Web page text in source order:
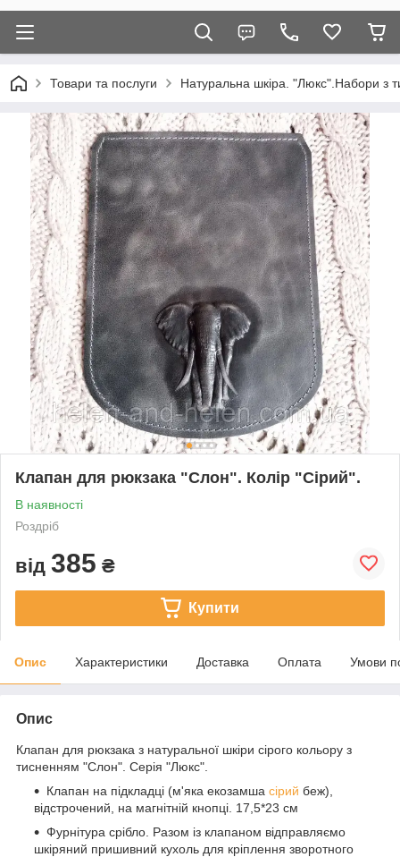
Товари та послуги Натуральна шкіра. "Люкс".Набори з
Клапан для рюкзака "Слон". Колір "Сірий".
В наявності
Роздріб
від 385 ₴
Купити
Опис Характеристики Доставка Оплата Умови
Опис
Клапан для рюкзака з натуральної шкіри сірого кольору з
тисненням "Слон". Серія "Люкс".
Клапан на підкладці (м'яка екозамша сірий беж),
відстрочений, на магнітній кнопці. 17,5*23 см
Фурнітура срібло. Разом із клапаном відправляємо
шкіряний пришивний кухоль для кріплення зворотного